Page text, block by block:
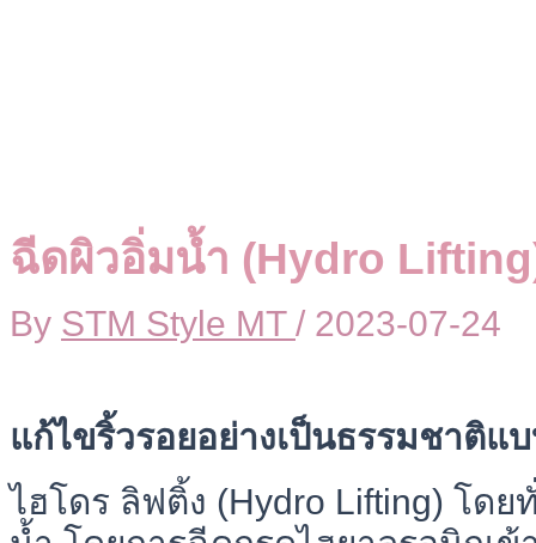
ฉีดผิวอิ่มน้ำ (Hydro
By STM Style MT / 2023-07-24
แก้ไขริ้วรอยอย่างเป็นธรรมชาติแ
ไฮโดร ลิฟติ้ง (Hydro Lifting) โดย